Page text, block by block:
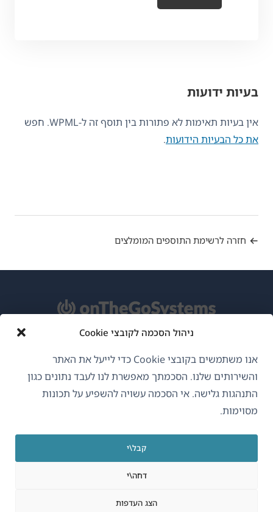
ניהול הסכמה לקובצי Cookie
אנו משתמשים בקובצי Cookie כדי לייעל את האתר
והשירותים שלנו. הסכמתך מאפשרת לנו לעבד נתונים כגון
התנהגות גלישה. אי הסכמה עשויה להשפיע על תכונות
מסוימות.
קבל\י
דחה\י
הצג העדפות
בעיות ידועות
אין בעיות תאימות לא פתורות בין תוסף זה ל-WPML. חפש
את כל הבעיות הידועות.
חזרה לרשימת התוספים המומלצים
עברית
GDPR ומדיניות פרטיות
הצטרף לצוות שלנו(נפתח
בחלון
חדש)
בחלון
חדש)
בחלון